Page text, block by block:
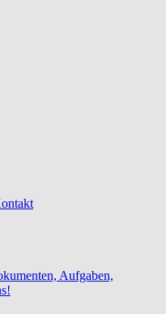
Aufgaben,